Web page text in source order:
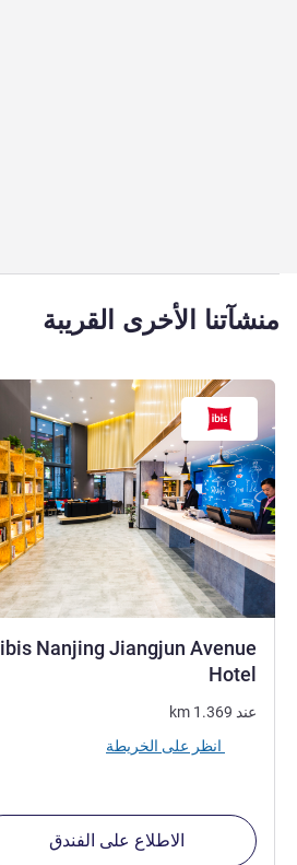
منشآتنا الأخرى القريبة
ibis Nanjing Jiangjun Avenue
Hotel
عند km 1.369
الاطلاع على الفندق